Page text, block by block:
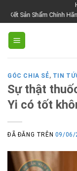
đến
nội
dung
Hãng 100% | Hãy
GÓC CHIA SẺ, TIN
Sự thật
Yi có tốt
ĐÃ ĐĂNG TRÊN 09/06/